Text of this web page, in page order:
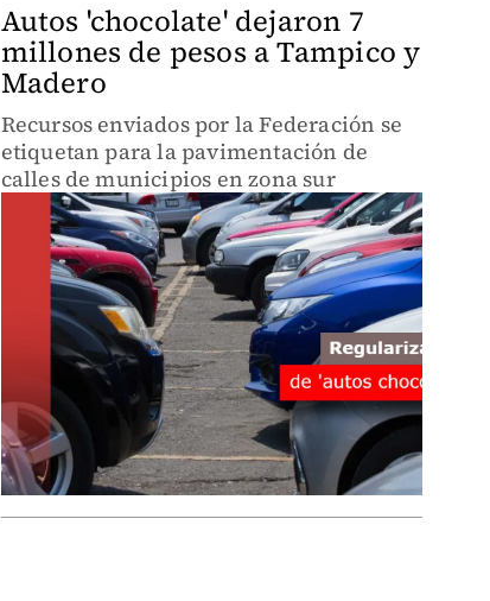
Autos 'chocolate' dejaron 7
millones de pesos a Tampico y
Madero
Recursos enviados por la Federación se
etiquetan para la pavimentación de
calles de municipios en zona sur